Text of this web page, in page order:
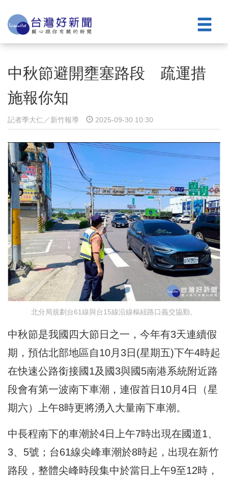
中秋節避開壅塞路段 疏運措
施報你知
記者季大仁／新竹報導 2025-09-30 10:30
北分局規劃台61線與台15線沿線樞紐路口義交協勤。
中秋節是我國四大節日之一，今年有3天連續假
期，預估北部地區自10月3日(星期五)下午4時起
在快速公路銜接國1及國3與國5南港系統附近路
段會有第一波南下車潮，連假首日10月4日（星
期六）上午8時更將湧入大量南下車潮。
中長程南下的車潮於4日上午7時出現在國道1、
3、5號；台61線尖峰車潮於8時起，出現在新竹
路段，整體尖峰時段集中於當日上午9至12時，